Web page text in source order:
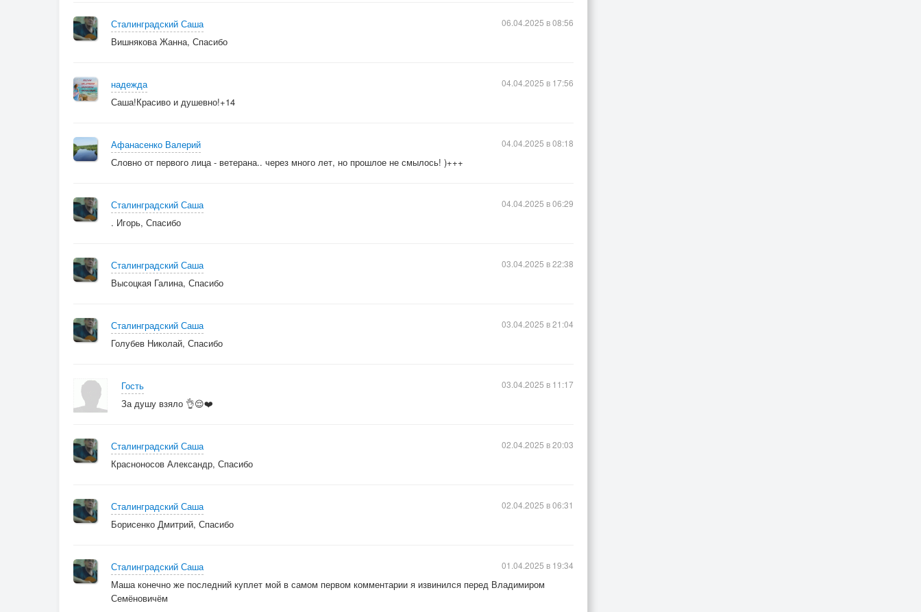
Сталинградский Саша
Вишнякова Жанна, Спасибо
06.04.2025 в 08:56
надежда
Саша!Красиво и душевно!+14
04.04.2025 в 17:56
Афанасенко Валерий
Словно от первого лица - ветерана.. через много лет, но прошлое не смылось! )+++
04.04.2025 в 08:18
Сталинградский Саша
. Игорь, Спасибо
04.04.2025 в 06:29
Сталинградский Саша
Высоцкая Галина, Спасибо
03.04.2025 в 22:38
Сталинградский Саша
Голубев Николай, Спасибо
03.04.2025 в 21:04
Гость
За душу взяло 👌😌❤️
03.04.2025 в 11:17
Сталинградский Саша
Красноносов Александр, Спасибо
02.04.2025 в 20:03
Сталинградский Саша
Борисенко Дмитрий, Спасибо
02.04.2025 в 06:31
Сталинградский Саша
Маша конечно же последний куплет мой в самом первом комментарии я извинился перед Владимиром
Семёновичём
01.04.2025 в 19:34